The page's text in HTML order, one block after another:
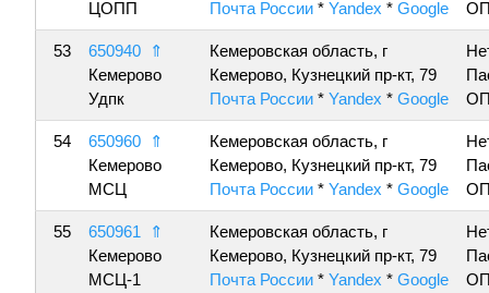
ЦОПП
Почта России * Yandex * Google
53 650940
⇑
Кемерово
Удпк
Кемеровская область, г
Кемерово, Кузнецкий пр-кт, 79
Почта России * Yandex * Google
54 650960
⇑
Кемерово
МСЦ
Кемеровская область, г
Кемерово, Кузнецкий пр-кт, 79
Почта России * Yandex * Google
55 650961
⇑
Кемерово
МСЦ-1
Кемеровская область, г
Кемерово, Кузнецкий пр-кт, 79
Почта России * Yandex * Google